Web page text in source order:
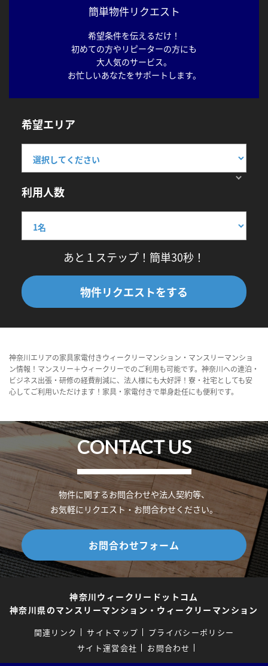
簡単物件リクエスト
希望条件を伝えるだけ！
初めての方やリピーターの方にも
大人気のサービス。
お忙しいあなたをサポートします。
希望エリア
利用人数
あと１ステップ！簡単30秒！
物件リクエストをする
神奈川エリアの家具家電付きウィークリーマンション・マンスリーマンショ
ン情報！マンスリー＋ウィークリーでのご利用も可能です。神奈川への連泊・
ビジネス出張・研修の経費削減に、法人様にも大好評！寮・社宅としても安
心してご利用いただけます！家具・家電付きで単身赴任にも便利です。
CONTACT US
物件に関するお問合わせや法人契約等、
お気軽にリクエスト・お問合わせください。
お問合わせフォーム
神奈川ウィークリードットコム
神奈川県のマンスリーマンション・ウィークリーマンション
関連リンク サイトマップ
プライバシーポリシー
サイト運営会社
お問合わせ